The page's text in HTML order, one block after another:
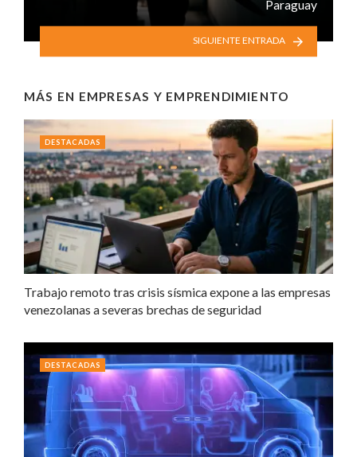
Paraguay
SIGUIENTE ENTRADA
MÁS EN EMPRESAS Y EMPRENDIMIENTO
Trabajo remoto tras crisis sísmica expone a las empresas
venezolanas a severas brechas de seguridad
DESTACADAS
DESTACADAS